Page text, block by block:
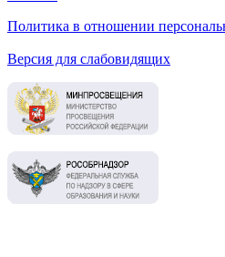
Политика в отношении
Версия для слабовидящих